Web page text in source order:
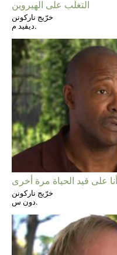
التغلُّب على الهيروين
خرّيج ناركونن
ديفيد م.
خرّيج ناركونن
دون س.